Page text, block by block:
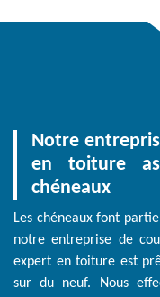
Notre
en toiture
chéneaux
Les chéneaux font
notre entreprise de
expert en toiture est
sur du neuf. Nous